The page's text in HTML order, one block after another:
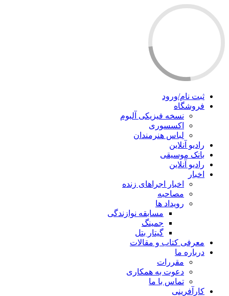
ثبت نام/ورود
فروشگاه
نسخه فیزیکی آلبوم
اکسسوری
لباس هنرمندان
رادیو آنلاین
بانک موسیقی
رادیو آنلاین
اخبار
اخبار اجراهای زنده
مصاحبه
رویداد ها
مسابقه نوازندگی
جمینگ
گیتار بتل
معرفی کتاب و مقالات
درباره ما
مقررات
دعوت به همکاری
تماس با ما
کارآفرینی